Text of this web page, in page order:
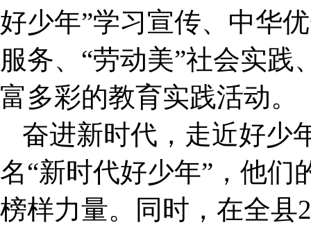
好少年”学习宣传、中华
服务、“劳动美”社会实践
富多彩的教育实践活动。
奋进新时代，走近好少
名“新时代好少年”，他
榜样力量。同时，在全县